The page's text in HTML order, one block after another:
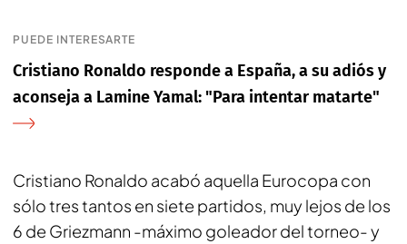
PUEDE INTERESARTE
Cristiano Ronaldo responde a España, a su adiós y
aconseja a Lamine Yamal: "Para intentar matarte"
Cristiano Ronaldo acabó aquella Eurocopa con
sólo tres tantos en siete partidos, muy lejos de los
6 de Griezmann -máximo goleador del torneo- y